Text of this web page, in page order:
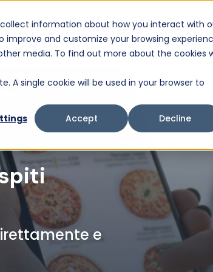
information about how you interact with
and customize your browsing
media. To find out more about the cookies
A single cookie will be used in your browser to
Accept Decline
Prodotti Servizi Chi siamo
di ricerca con una funzionalità di suggerimenti automatici
presenti suggerimenti perché il
e